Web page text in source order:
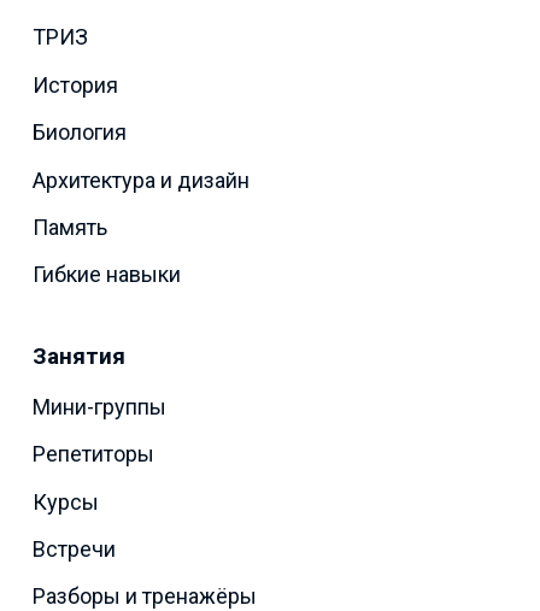
ТРИЗ
История
Биология
Архитектура и дизайн
Память
Гибкие навыки
Занятия
Мини-группы
Репетиторы
Курсы
Встречи
Разборы и тренажёры